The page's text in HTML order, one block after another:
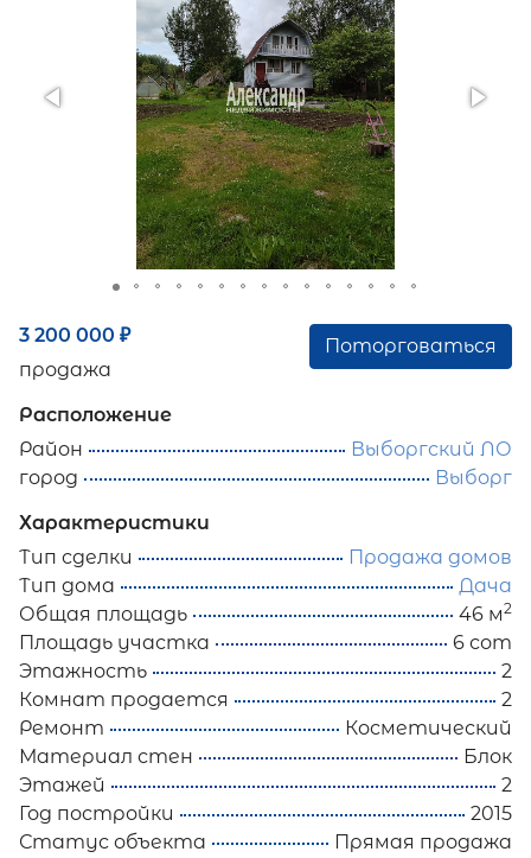
3 200 000 ₽
продажа
Поторговаться
Расположение
Район
Выборгский ЛО
город
Выборг
Характеристики
Тип сделки
Продажа домов
Тип дома
Дача
Общая площадь
46 м2
Площадь участка
6 сот
Этажность
2
Комнат продается
2
Ремонт
Косметический
Материал стен
Блок
Этажей
2
Год постройки
2015
Статус объекта
Прямая продажа